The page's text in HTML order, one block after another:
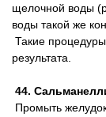
щелочной воды
воды такой же
Такие
результата.
44.
Промыть